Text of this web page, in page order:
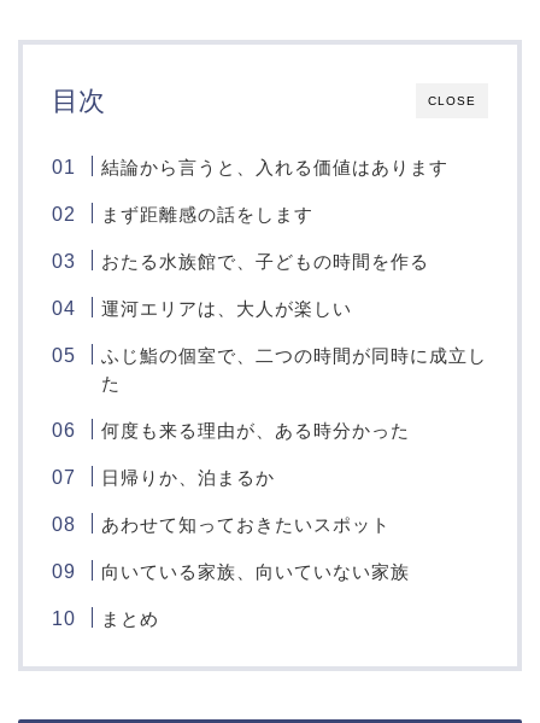
CLOSE
目次
結論から言うと、入れる価値はあります
まず距離感の話をします
おたる水族館で、子どもの時間を作る
運河エリアは、大人が楽しい
ふじ鮨の個室で、二つの時間が同時に成立し
た
何度も来る理由が、ある時分かった
日帰りか、泊まるか
あわせて知っておきたいスポット
向いている家族、向いていない家族
まとめ